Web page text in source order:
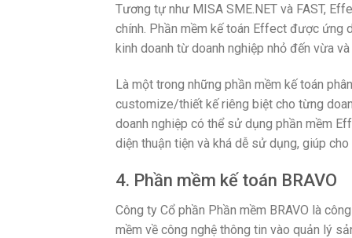
Tương tự như MISA SME.NET và FAST,
chính. Phần mềm kế toán Effect được ứng
kinh doanh từ doanh nghiệp nhỏ đến vừa và
Là một trong những phần mềm kế toán
customize/thiết kế riêng biệt cho từng
doanh nghiệp có thể sử dụng phần mềm
diện thuận tiện và khá dễ sử dụng, giúp
4. Phần mềm kế toán BRAVO
Công ty Cổ phần Phần mềm BRAVO là
mềm về công nghệ thông tin vào quản lý